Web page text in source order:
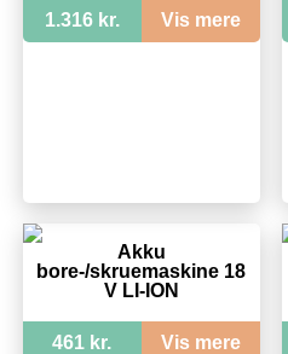
1.316 kr. Vis mere
Akku
bore-/skruemaskine 18
V LI-ION
461 kr. Vis mere